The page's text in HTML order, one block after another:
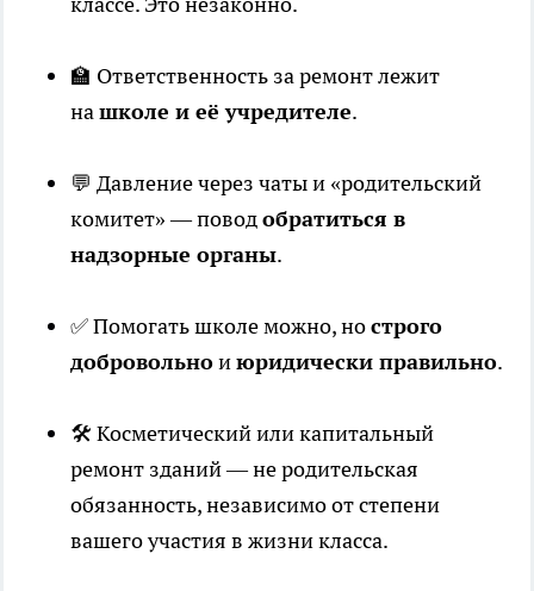
🏫 Ответственность за ремонт лежит
нашколе и её учредителе.
💬 Давление через чаты и «родительский
комитет» — поводобратиться в
надзорные органы.
✅ Помогать школе можно, нострого
добровольноиюридически правильно.
🛠️ Косметический или капитальный
ремонт зданий — не родительская
обязанность, независимо от степени
вашего участия в жизни класса.